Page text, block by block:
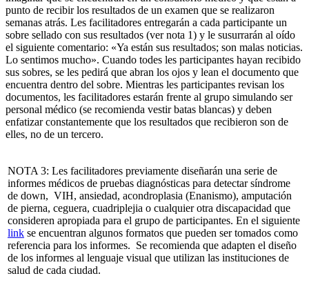
punto de recibir los resultados de un examen que se realizaron
semanas atrás. Les facilitadores entregarán a cada participante un
sobre sellado con sus resultados (ver nota 1) y le susurrarán al oído
el siguiente comentario: «Ya están sus resultados; son malas noticias.
Lo sentimos mucho». Cuando todes les participantes hayan recibido
sus sobres, se les pedirá que abran los ojos y lean el documento que
encuentra dentro del sobre. Mientras les participantes revisan los
documentos, les facilitadores estarán frente al grupo simulando ser
personal médico (se recomienda vestir batas blancas) y deben
enfatizar constantemente que los resultados que recibieron son de
elles, no de un tercero.
NOTA 3: Les facilitadores previamente diseñarán una serie de
informes médicos de pruebas diagnósticas para detectar síndrome
de down, VIH, ansiedad, acondroplasia (Enanismo), amputación
de pierna, ceguera, cuadriplejia o cualquier otra discapacidad que
consideren apropiada para el grupo de participantes. En el siguiente
link se encuentran algunos formatos que pueden ser tomados como
referencia para los informes. Se recomienda que adapten el diseño
de los informes al lenguaje visual que utilizan las instituciones de
salud de cada ciudad.